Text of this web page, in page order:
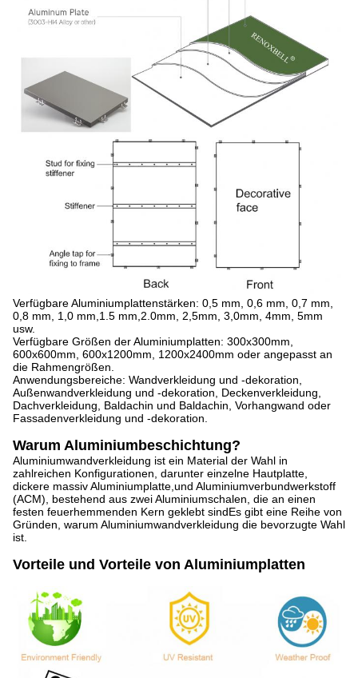
Verfügbare Aluminiumplattenstärken: 0,5 mm, 0,6 mm, 0,7 mm,
0,8 mm, 1,0 mm,1.5 mm,2.0mm, 2,5mm, 3,0mm, 4mm, 5mm
usw.
Verfügbare Größen der Aluminiumplatten: 300x300mm,
600x600mm, 600x1200mm, 1200x2400mm oder angepasst an
die Rahmengrößen.
Anwendungsbereiche: Wandverkleidung und -dekoration,
Außenwandverkleidung und -dekoration, Deckenverkleidung,
Dachverkleidung, Baldachin und Baldachin, Vorhangwand oder
Fassadenverkleidung und -dekoration.
Warum Aluminiumbeschichtung?
Aluminiumwandverkleidung ist ein Material der Wahl in
zahlreichen Konfigurationen, darunter einzelne Hautplatte,
dickere massiv Aluminiumplatte,und Aluminiumverbundwerkstoff
(ACM), bestehend aus zwei Aluminiumschalen, die an einen
festen feuerhemmenden Kern geklebt sindEs gibt eine Reihe von
Gründen, warum Aluminiumwandverkleidung die bevorzugte Wahl
ist.
Vorteile und Vorteile von Aluminiumplatten